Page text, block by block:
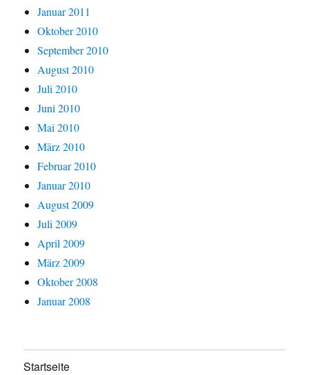
Januar 2011
Oktober 2010
September 2010
August 2010
Juli 2010
Juni 2010
Mai 2010
März 2010
Februar 2010
Januar 2010
August 2009
Juli 2009
April 2009
März 2009
Oktober 2008
Januar 2008
Startseite